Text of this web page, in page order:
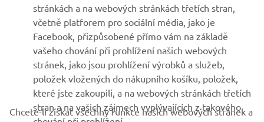
PODPORA
ZPRAVODAJ
Získejte jako první informace o nejnovějších nabídkách,
speciálních akcích, nových verzích a mnoho dalšího
stránkách a na webových stránkách třetích stran,
včetně platforem pro sociální média, jako je
Facebook, přizpůsobené přímo vám na základě
vašeho chování při prohlížení našich webových
stránek, jako jsou prohlížení výrobků a služeb,
položek vložených do nákupního košíku, položek,
které jste zakoupili, a na webových stránkách třetích
stran a na vašich zájmech vyplývajících z takového
Chcete-li získat všechny funkce našich webových stránek a